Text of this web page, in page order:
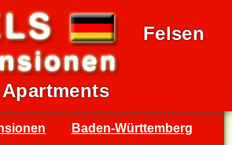
Felsen
Apartments
Baden-Württemberg